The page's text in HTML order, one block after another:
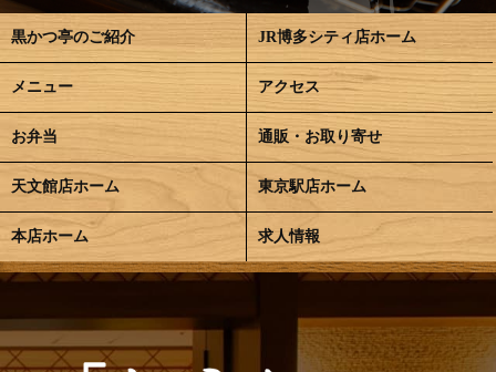
黒かつ亭のご紹介 JR博多シティ店ホーム
メニュー アクセス
お弁当 通販・お取り寄せ
天文館店ホーム 東京駅店ホーム
本店ホーム 求人情報